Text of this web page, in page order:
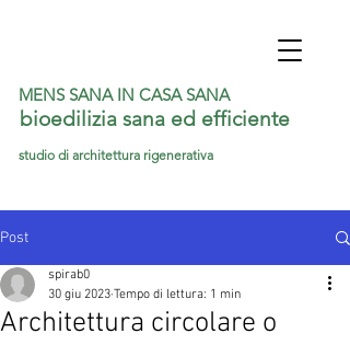
MENS SANA IN CASA SANA
studio di architettura rigenerativa
bioedilizia sana ed efficiente
Post
Architettura circolare o
spirab0
30 giu 2023 Tempo di lettura: 1 min